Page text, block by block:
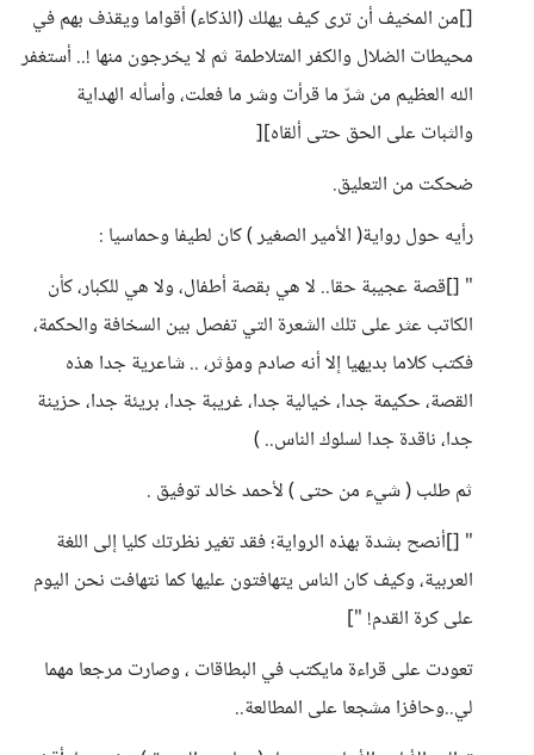
[]من المخيف أن ترى كيف يهلك (الذكاء) أقواما ويقذف بهم في
محيطات الضلال والكفر المتلاطمة ثم لا يخرجون منها !.. أستغفر
الله العظيم من شرّ ما قرأت وشر ما فعلت، وأسأله الهداية
والثبات على الحق حتى ألقاه][
ضحكت من التعليق.
رأيه حول رواية( الأمير الصغير ) كان لطيفا وحماسيا :
" []قصة عجيبة حقا.. لا هي بقصة أطفال، ولا هي للكبار، كأن
الكاتب عثر على تلك الشعرة التي تفصل بين السخافة والحكمة،
فكتب كلاما بديهيا إلا أنه صادم ومؤثر، .. شاعرية جدا هذه
القصة، حكيمة جدا، خيالية جدا، غريبة جدا، بريئة جدا، حزينة
جدا، ناقدة جدا لسلوك الناس.. )
ثم طلب ( شيء من حتى ) لأحمد خالد توفيق .
" []أنصح بشدة بهذه الرواية؛ فقد تغير نظرتك كليا إلى اللغة
العربية، وكيف كان الناس يتهافتون عليها كما نتهافت نحن اليوم
على كرة القدم! "]
تعودت على قراءة مايكتب في البطاقات ، وصارت مرجعا مهما
لي..وحافزا مشجعا على المطالعة..